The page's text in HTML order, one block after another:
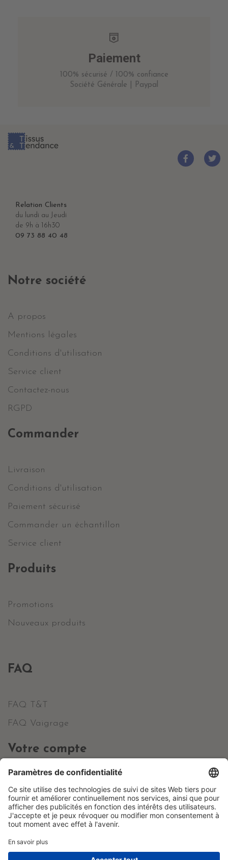
Paiement
100% sécurisé / 100% confiance
Société Générale | Paypal
Relation Clients
du lundi au Jeudi
de 9h à 16h30
09 73 88 40 48
Notre société
A propos
Mentions légales
Conditions d'utilisation
Service client
Contactez-nous
RGPD
Commander
Livraison
Conditions d'utilisation
Paiement sécurisé
Commander un échantillon
Service client
Produits
Promotions
Nouveaux produits
FAQ
FAQ T&T
FAQ Vaigrage
Votre compte
Informations personnelles
Commandes
Avoirs
Adresses